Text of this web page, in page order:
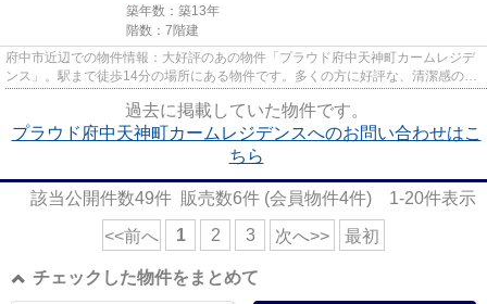
築年数：築13年
階数：7階建
府中市近辺での物件情報：大好評のあの物件「プラウド府中天神町カームレジデ
ンス」。駅まで徒歩14分の場所にある物件です。多くの方に好評な、清潔感のあ
過去に掲載していた物件です。
プラウド府中天神町カームレジデンスへのお問い合わせはこ
ちら
該当公開件数49件 販売数6件 (会員物件4件) 1-20件表示
<<前へ 1 2 3 次へ>> 最初
チェックした物件をまとめて